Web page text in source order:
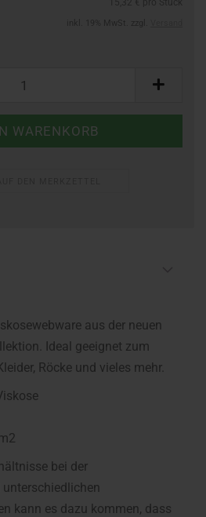
aus der neuen
Ideal geeignet zum
Röcke und vieles mehr.
bei der
kann es dazu kommen, dass